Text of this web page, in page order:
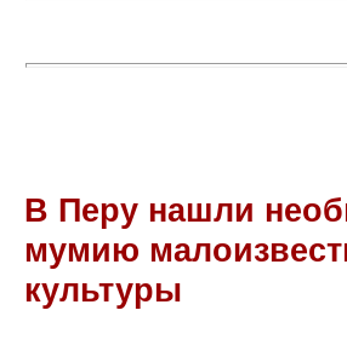
В Перу нашли
мумию
культуры